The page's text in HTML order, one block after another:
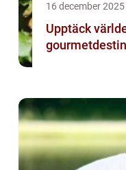
16 december 2025
Upptäck